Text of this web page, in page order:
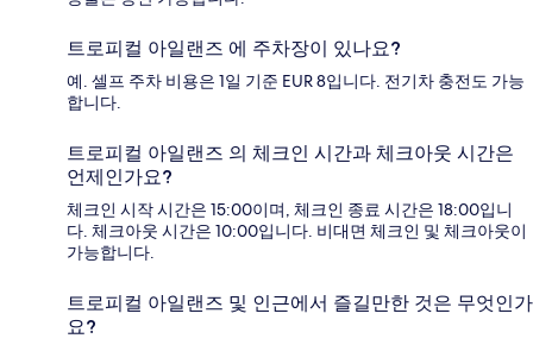
트로피컬 아일랜즈 에 주차장이 있나요?
예. 셀프 주차 비용은 1일 기준 EUR 8입니다. 전기차 충전도 가능
합니다.
트로피컬 아일랜즈 의 체크인 시간과 체크아웃 시간은
언제인가요?
체크인 시작 시간은 15:00이며, 체크인 종료 시간은 18:00입니
다. 체크아웃 시간은 10:00입니다. 비대면 체크인 및 체크아웃이
가능합니다.
트로피컬 아일랜즈 및 인근에서 즐길만한 것은 무엇인가
요?